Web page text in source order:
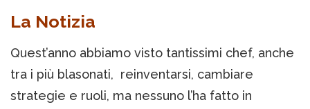
La Notizia
Quest’anno abbiamo visto tantissimi chef, anche
tra i più blasonati, reinventarsi, cambiare
strategie e ruoli, ma nessuno l’ha fatto in